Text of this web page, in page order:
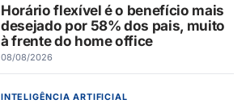
Horário flexível é o benefício mais
desejado por 58% dos pais, muito
à frente do home office
08/08/2026
INTELIGÊNCIA ARTIFICIAL